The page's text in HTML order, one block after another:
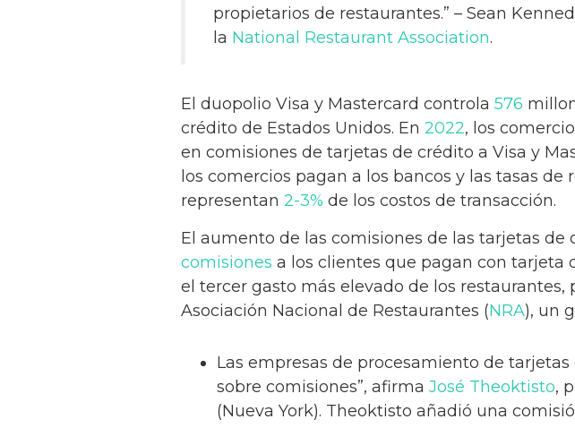
propietarios de restaurantes.” – Sean
la National Restaurant Association.
El duopolio Visa y Mastercard controla 576
crédito de Estados Unidos. En 2022, los
en comisiones de tarjetas de crédito a Visa y
los comercios pagan a los bancos y las tasas
representan 2-3% de los costos de transacción.
El aumento de las comisiones de las tarjetas
comisiones a los clientes que pagan con tarjeta
el tercer gasto más elevado de los
Asociación Nacional de Restaurantes (NRA), un
Las empresas de procesamiento de
sobre comisiones”, afirma José Theoktisto,
(Nueva York). Theoktisto añadió una